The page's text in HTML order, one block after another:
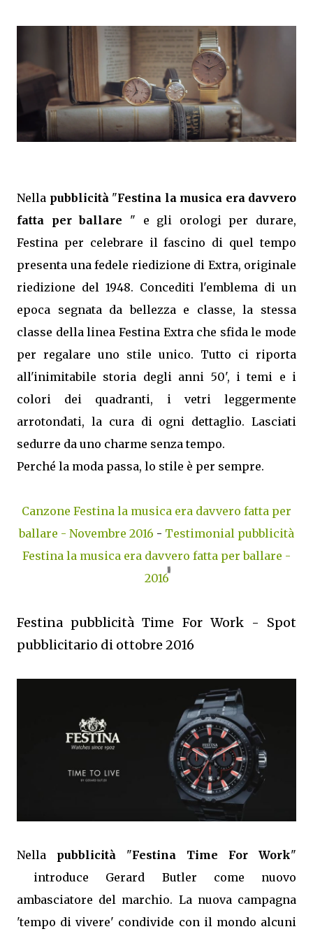
Nella pubblicità"Festina la musica era davvero
fatta per ballare " e gli orologi per durare,
Festina per celebrare il fascino di quel tempo
presenta una fedele riedizione di Extra, originale
riedizione del 1948. Concediti l'emblema di un
epoca segnata da bellezza e classe, la stessa
classe della linea Festina Extra che sfida le mode
per regalare uno stile unico. Tutto ci riporta
all'inimitabile storia degli anni 50', i temi e i
colori dei quadranti, i vetri leggermente
arrotondati, la cura di ogni dettaglio. Lasciati
sedurre da uno charme senza tempo.
Perché la moda passa, lo stile è per sempre.
Canzone Festina la musica era davvero fatta per
ballare - Novembre 2016 - Testimonial pubblicità
Festina la musica era davvero fatta per ballare -
2016
Festina pubblicità Time For Work - Spot
pubblicitario di ottobre 2016
Nella pubblicità "Festina Time For Work"
introduce Gerard Butler come nuovo
ambasciatore del marchio. La nuova campagna
'tempo di vivere' condivide con il mondo alcuni